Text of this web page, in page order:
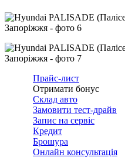
Прайс-лист
Отримати бонус
Склад авто
Замовити тест-драйв
Запис на сервіс
Кредит
Брошура
Онлайн консультація